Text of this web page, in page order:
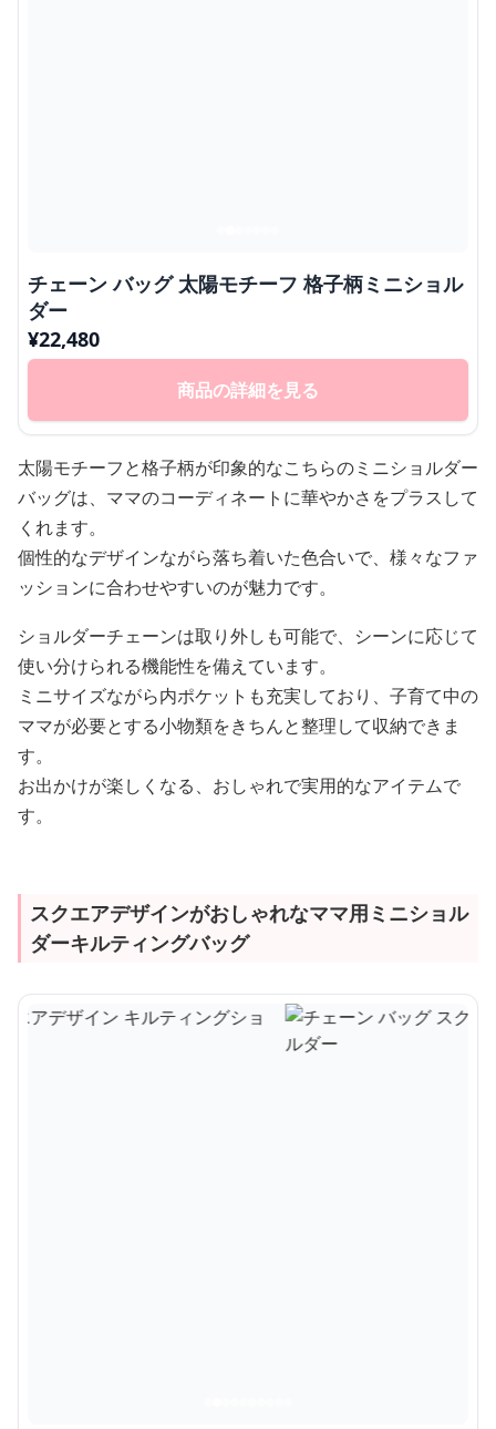
チェーン バッグ 太陽モチーフ 格子柄ミニショル
ダー
¥22,480
商品の詳細を見る
太陽モチーフと格子柄が印象的なこちらのミニショルダー
バッグは、ママのコーディネートに華やかさをプラスして
くれます。
個性的なデザインながら落ち着いた色合いで、様々なファ
ッションに合わせやすいのが魅力です。
ショルダーチェーンは取り外しも可能で、シーンに応じて
使い分けられる機能性を備えています。
ミニサイズながら内ポケットも充実しており、子育て中の
ママが必要とする小物類をきちんと整理して収納できま
す。
お出かけが楽しくなる、おしゃれで実用的なアイテムで
す。
スクエアデザインがおしゃれなママ用ミニショル
ダーキルティングバッグ